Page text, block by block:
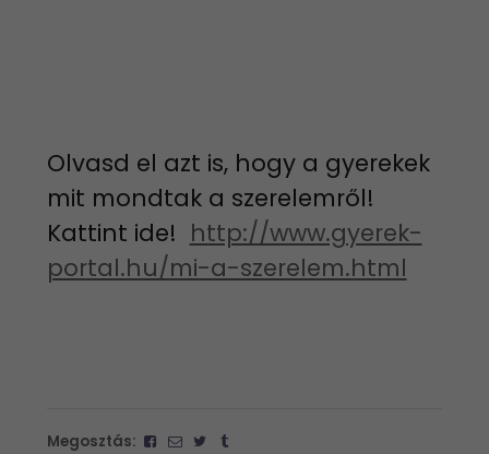
Olvasd el azt is, hogy a gyerekek
mit mondtak a szerelemről!
Kattint ide! http://www.gyerek-
portal.hu/mi-a-szerelem.html
Megosztás: